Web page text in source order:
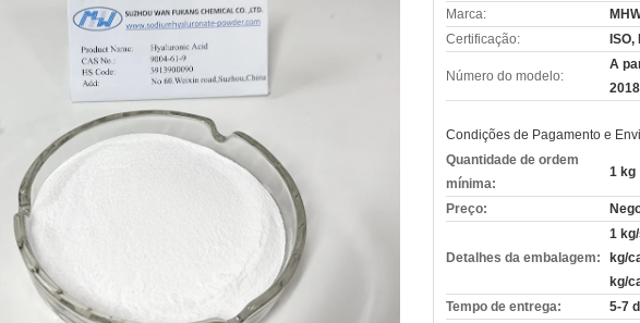
Marca:
Certificação:
Número do modelo:
A
2018
Condições de Pagamento e
Quantidade de ordem
mínima:
1 kg
Preço:
Detalhes da embalagem:
1
kg/
kg/
Tempo de entrega:
5-7